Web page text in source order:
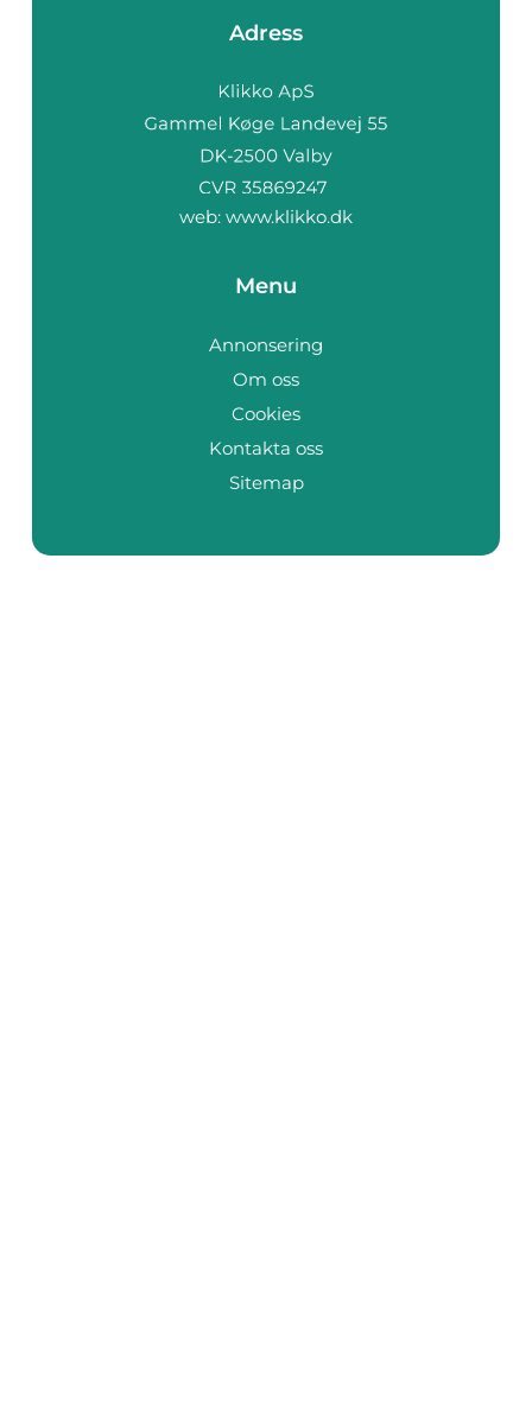
Adress
web: www.klikko.dk
Menu
Annonsering
Om oss
Cookies
Kontakta oss
Sitemap